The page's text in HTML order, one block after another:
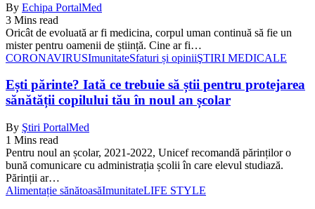
By Echipa PortalMed
3 Mins read
Oricât de evoluată ar fi medicina, corpul uman continuă să fie un
mister pentru oamenii de știință. Cine ar fi…
CORONAVIRUSImunitateSfaturi și opiniiŞTIRI MEDICALE
Ești părinte? Iată ce trebuie să știi pentru protejarea
sănătății copilului tău în noul an școlar
By Ştiri PortalMed
1 Mins read
Pentru noul an școlar, 2021-2022, Unicef recomandă părinților o
bună comunicare cu administrația școlii în care elevul studiază.
Părinții ar…
Alimentație sănătoasăImunitateLIFE STYLE